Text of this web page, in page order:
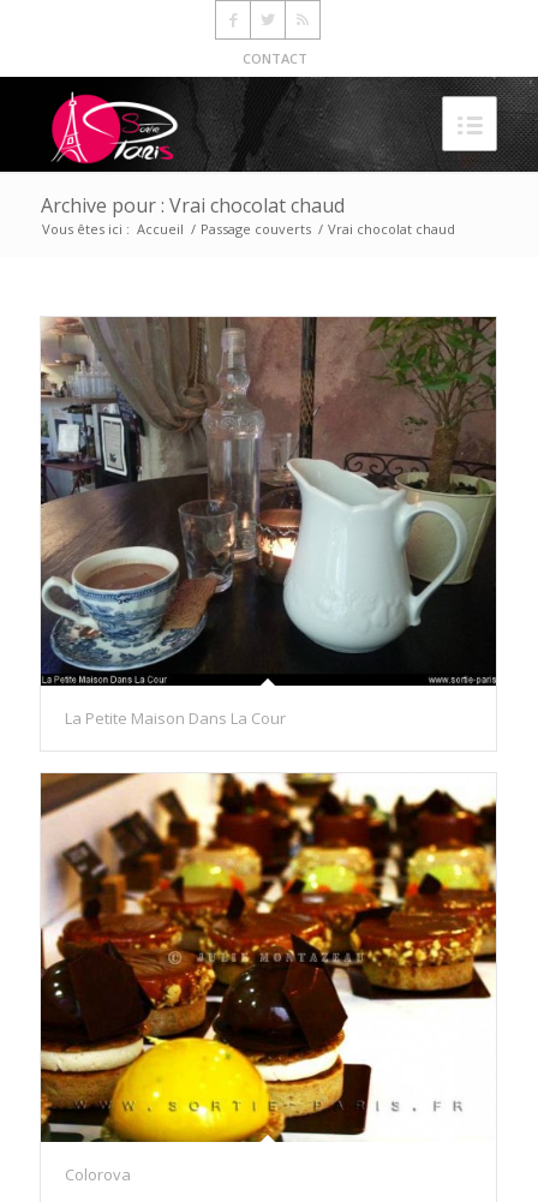
CONTACT
Archive pour : Vrai chocolat chaud
Vous êtes ici : Accueil / Passage couverts / Vrai chocolat chaud
La Petite Maison Dans La Cour
Colorova